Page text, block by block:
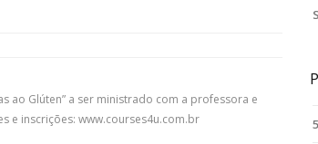
ao Glúten” a ser ministrado com a professora e
e inscrições: www.courses4u.com.br